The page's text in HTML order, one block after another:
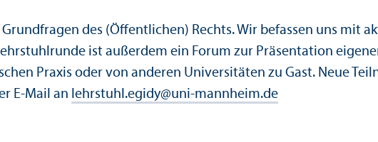
des (Öffentlichen) Rechts. Wir befassen uns mit
ist außerdem ein Forum zur Präsentation
Praxis oder von anderen Universitäten zu Gast. Neue
E-Mail an lehrstuhl.egidy@uni-mannheim.de